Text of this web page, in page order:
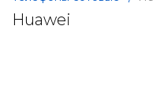
Huawei